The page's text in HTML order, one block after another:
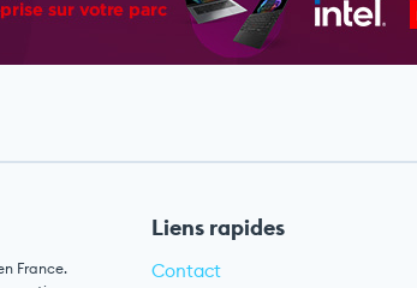
France.
Liens rapides
Contact